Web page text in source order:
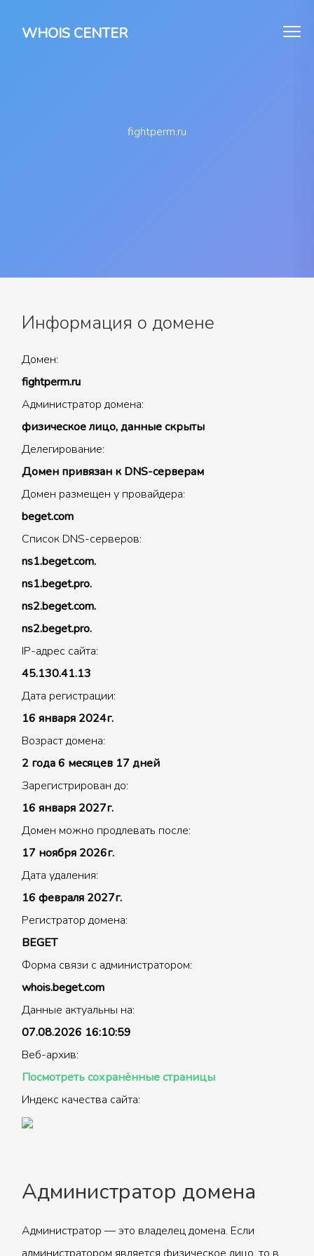
WHOIS CENTER
fightperm.ru
Информация о домене
Домен:
fightperm.ru
Администратор домена:
физическое лицо, данные скрыты
Делегирование:
Домен привязан к DNS-серверам
Домен размещен у провайдера:
beget.com
Список DNS-серверов:
ns1.beget.com.
ns1.beget.pro.
ns2.beget.com.
ns2.beget.pro.
IP-адрес сайта:
45.130.41.13
Дата регистрации:
16 января 2024г.
Возраст домена:
2 года 6 месяцев 17 дней
Зарегистрирован до:
16 января 2027г.
Домен можно продлевать после:
17 ноября 2026г.
Дата удаления:
16 февраля 2027г.
Регистратор домена:
BEGET
Форма связи с администратором:
whois.beget.com
Данные актуальны на:
07.08.2026 16:10:59
Веб-архив:
Посмотреть сохранённые страницы
Индекс качества сайта:
Администратор домена
Администратор — это владелец домена. Если